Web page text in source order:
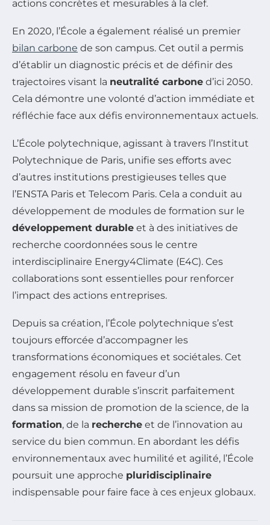
actions concrètes et mesurables à la clef.
En 2020, l’École a également réalisé un premier
bilan carbone de son campus. Cet outil a permis
d’établir un diagnostic précis et de définir des
trajectoires visant la neutralité carbone d’ici 2050.
Cela démontre une volonté d’action immédiate et
réfléchie face aux défis environnementaux actuels.
L’École polytechnique, agissant à travers l’Institut
Polytechnique de Paris, unifie ses efforts avec
d’autres institutions prestigieuses telles que
l’ENSTA Paris et Telecom Paris. Cela a conduit au
développement de modules de formation sur le
développement durable et à des initiatives de
recherche coordonnées sous le centre
interdisciplinaire Energy4Climate (E4C). Ces
collaborations sont essentielles pour renforcer
l’impact des actions entreprises.
Depuis sa création, l’École polytechnique s’est
toujours efforcée d’accompagner les
transformations économiques et sociétales. Cet
engagement résolu en faveur d’un
développement durable s’inscrit parfaitement
dans sa mission de promotion de la science, de la
formation, de la recherche et de l’innovation au
service du bien commun. En abordant les défis
environnementaux avec humilité et agilité, l’École
poursuit une approche pluridisciplinaire
indispensable pour faire face à ces enjeux globaux.